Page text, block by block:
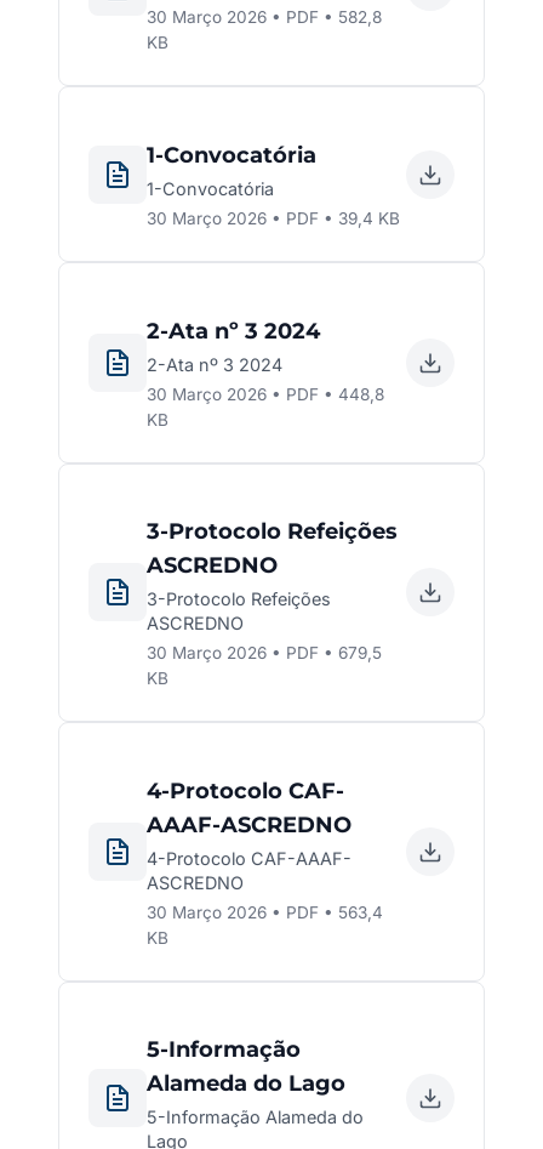
30 Março 2026 • PDF • 582,8
KB
1-Convocatória
1-Convocatória
30 Março 2026 • PDF • 39,4 KB
2-Ata nº 3 2024
2-Ata nº 3 2024
30 Março 2026 • PDF • 448,8
KB
3-Protocolo Refeições
ASCREDNO
3-Protocolo Refeições
ASCREDNO
30 Março 2026 • PDF • 679,5
KB
4-Protocolo CAF-
AAAF-ASCREDNO
4-Protocolo CAF-AAAF-
ASCREDNO
30 Março 2026 • PDF • 563,4
KB
5-Informação
Alameda do Lago
5-Informação Alameda do
Lago